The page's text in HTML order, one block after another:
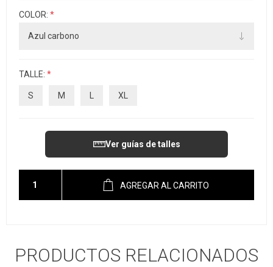
COLOR: *
TALLE: *
S M L XL
Ver guías de talles
AGREGAR AL CARRITO
PRODUCTOS RELACIONADOS